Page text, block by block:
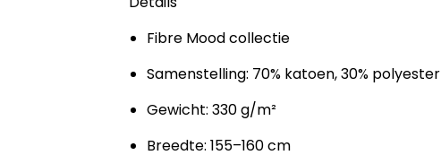
Fibre Mood collectie
Samenstelling: 70% katoen, 30% polyester
Gewicht: 330 g/m²
Breedte: 155–160 cm